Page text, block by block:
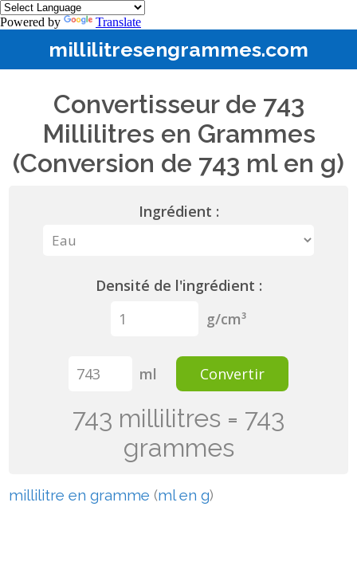
Powered by Translate
millilitresengrammes.com
Convertisseur de 743
Millilitres en Grammes
(Conversion de 743 ml en g)
Ingrédient :
Densité de l'ingrédient :
g/cm³
ml Convertir
743 millilitres = 743
grammes
millilitre en gramme (ml en g)